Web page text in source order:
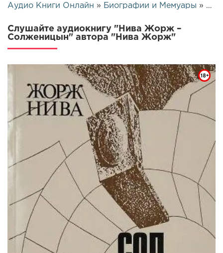
Аудио Книги Онлайн » Биографии и Мемуары » Нива Жорж – Солженицын | 26486
Слушайте аудиокнигу "Нива Жорж –
Солженицын" автора "Нива Жорж"